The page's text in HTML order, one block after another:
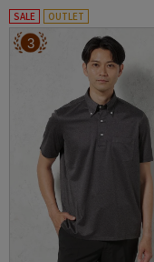
SALE OUTLET
3